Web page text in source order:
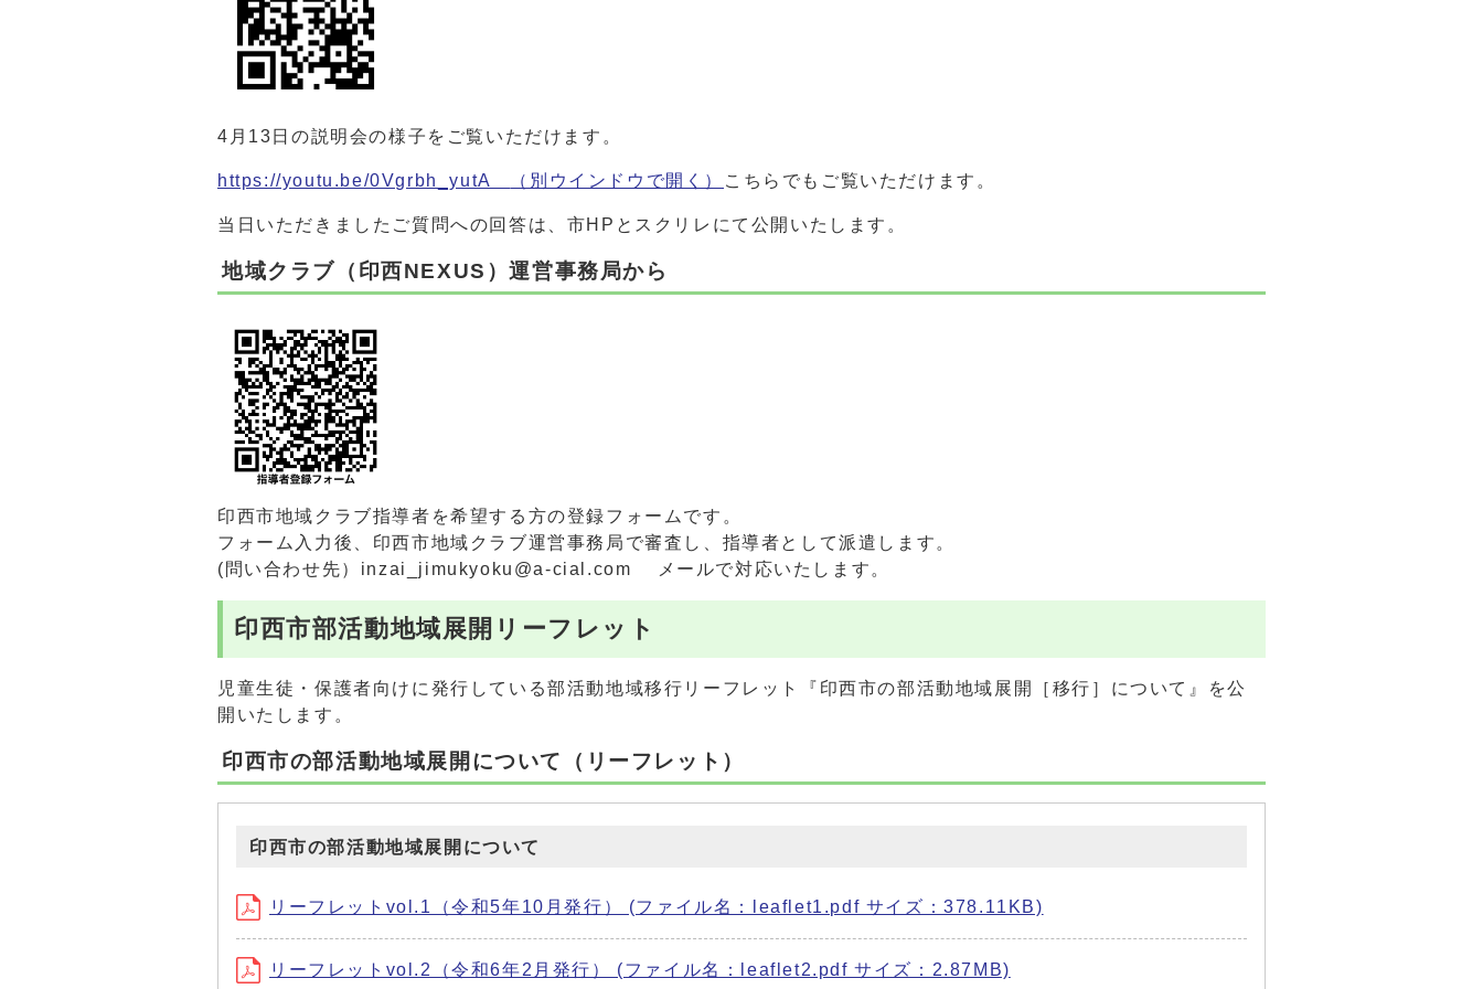
4月13日の説明会の様子をご覧いただけます。
https://youtu.be/0Vgrbh_yutA （別ウインドウで開く） こちらでもご覧いただけます。
当日いただきましたご質問への回答は、市HPとスクリレにて公開いたします。
地域クラブ（印西NEXUS）運営事務局から
印西市地域クラブ指導者を希望する方の登録フォームです。
フォーム入力後、印西市地域クラブ運営事務局で審査し、指導者として派遣します。
(問い合わせ先）inzai_jimukyoku@a-cial.com メールで対応いたします。
印西市部活動地域展開リーフレット
児童生徒・保護者向けに発行している部活動地域移行リーフレット『印西市の部活動地域展開［移行］について』を公
開いたします。
印西市の部活動地域展開について（リーフレット）
印西市の部活動地域展開について
リーフレットvol.1（令和5年10月発行） (ファイル名：leaflet1.pdf サイズ：378.11KB)
リーフレットvol.2（令和6年2月発行） (ファイル名：leaflet2.pdf サイズ：2.87MB)